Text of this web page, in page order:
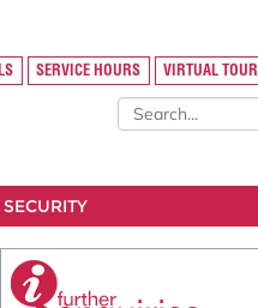
SERVICE HOURS VIRTUAL TOUR